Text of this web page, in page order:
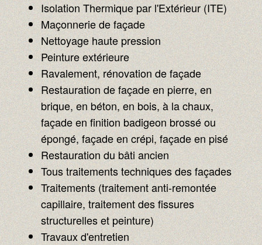
Isolation Thermique par l'Extérieur (ITE)
Maçonnerie de façade
Nettoyage haute pression
Peinture extérieure
Ravalement, rénovation de façade
Restauration de façade en pierre, en
brique, en béton, en bois, à la chaux,
façade en finition badigeon brossé ou
épongé, façade en crépi, façade en pisé
Restauration du bâti ancien
Tous traitements techniques des façades
Traitements (traitement anti-remontée
capillaire, traitement des fissures
structurelles et peinture)
Travaux d'entretien